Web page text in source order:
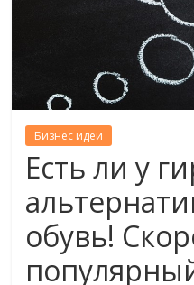
Бизнес идеи
Есть ли у
обувь!